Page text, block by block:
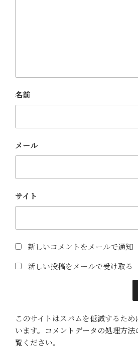
名前
メール
サイト
新しいコメントをメールで通知
新しい投稿をメールで受け取る
このサイトはスパムを低減するた
います。 コメントデータの処理方
覧ください。